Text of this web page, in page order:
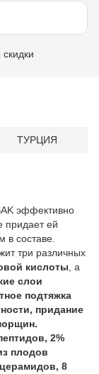
ТУРЦИЯ
эффективно
придает ей
в составе.
три различных
кислоты , а
слои
подтяжка
придание
2%
плодов
8